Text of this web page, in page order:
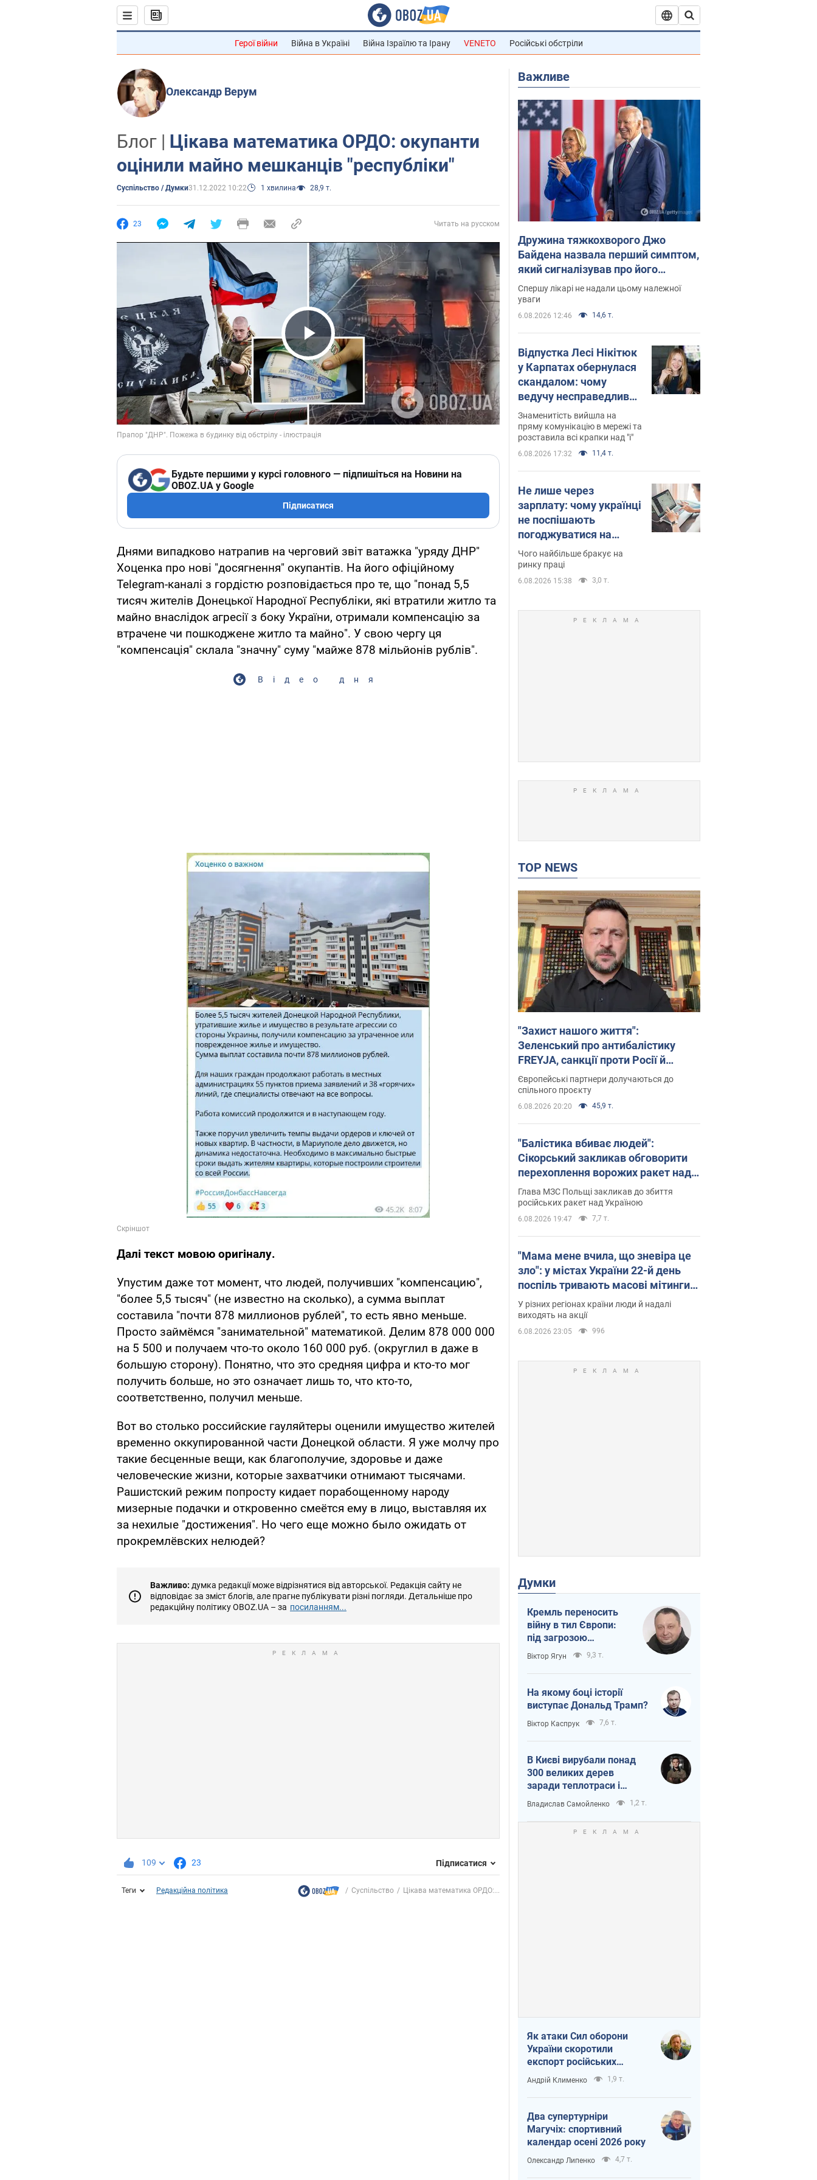
Герої війни Війна в Україні Війна Ізраїлю та Ірану VENETO Російські обстріли
Олександр Верум
Блог | Цікава математика ОРДО: окупанти
оцінили майно мешканців "республіки"
Суспільство / Думки31.12.2022 10:22 1 хвилина 28,9 т.
23 Читать на русском
Play Video
Будьте першими у курсі головного — підпишіться на Новини на
OBOZ.UA у Google
Підписатися
Днями випадково натрапив на черговий звіт ватажка "уряду ДНР"
Хоценка про нові "досягнення" окупантів. На його офіційному
Telegram-каналі з гордістю розповідається про те, що "понад 5,5
тисяч жителів Донецької Народної Республіки, які втратили житло та
майно внаслідок агресії з боку України, отримали компенсацію за
втрачене чи пошкоджене житло та майно". У свою чергу ця
"компенсація" склала "значну" суму "майже 878 мільйонів рублів".
Відео дня
Далі текст мовою оригіналу.
Упустим даже тот момент, что людей, получивших "компенсацию",
"более 5,5 тысяч" (не известно на сколько), а сумма выплат
составила "почти 878 миллионов рублей", то есть явно меньше.
Просто займёмся "занимательной" математикой. Делим 878 000 000
на 5 500 и получаем что-то около 160 000 руб. (округлил в даже в
большую сторону). Понятно, что это средняя цифра и кто-то мог
получить больше, но это означает лишь то, что кто-то,
соответственно, получил меньше.
Вот во столько российские гауляйтеры оценили имущество жителей
временно оккупированной части Донецкой области. Я уже молчу про
такие бесценные вещи, как благополучие, здоровье и даже
человеческие жизни, которые захватчики отнимают тысячами.
Рашистский режим попросту кидает порабощенному народу
мизерные подачки и откровенно смеётся ему в лицо, выставляя их
за нехилые "достижения". Но чего еще можно было ожидать от
прокремлёвских нелюдей?
Важливо: думка редакції може відрізнятися від авторської. Редакція сайту не
відповідає за зміст блогів, але прагне публікувати різні погляди. Детальніше про
редакційну політику OBOZ.UA – за посиланням...
109 23 Підписатися
Теги Редакційна політика Суспільство Цікава математика ОРДО:...
Важливе
Дружина тяжкохворого Джо
Байдена назвала перший симптом,
який сигналізував про його
"агресивний" рак
Спершу лікарі не надали цьому належної
уваги
6.08.2026 12:46 14,6 т.
Відпустка Лесі Нікітюк
у Карпатах обернулася
скандалом: чому
ведучу несправедливо
захейтили
Знаменитість вийшла на
пряму комунікацію в мережі та
розставила всі крапки над "і"
6.08.2026 17:32 11,4 т.
Не лише через
зарплату: чому українці
не поспішають
погоджуватися на
вакансії
Чого найбільше бракує на
ринку праці
6.08.2026 15:38 3,0 т.
TOP NEWS
"Захист нашого життя":
Зеленський про антибалістику
FREYJA, санкції проти Росії й
підтримку аграріїв. Відео
Європейські партнери долучаються до
спільного проєкту
6.08.2026 20:20 45,9 т.
"Балістика вбиває людей":
Сікорський закликав обговорити
перехоплення ворожих ракет над
Україною
Глава МЗС Польщі закликав до збиття
російських ракет над Україною
6.08.2026 19:47 7,7 т.
"Мама мене вчила, що зневіра це
зло": у містах України 22-й день
поспіль тривають масові мітинги
за повернення Федорова. Фото і
відео
У різних регіонах країни люди й надалі
виходять на акції
6.08.2026 23:05 996
Думки
Кремль переносить
війну в тил Європи:
під загрозою
критична логістика
Віктор Ягун 9,3 т.
На якому боці історії
виступає Дональд Трамп?
Віктор Каспрук 7,6 т.
В Києві вирубали понад
300 великих дерев
заради теплотраси і
всупереч Генплану
Владислав Самойленко 1,2 т.
Як атаки Сил оборони
України скоротили
експорт російських
нафтопродуктів
Андрій Клименко 1,9 т.
Два супертурніри
Магучіх: спортивний
календар осені 2026 року
Олександр Липенко 4,7 т.